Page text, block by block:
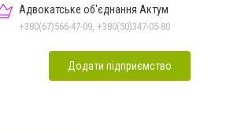
Адвокатське об'єднання Актум
+380(67)566-47-09, +380(50)347-05-80
Додати підприємство